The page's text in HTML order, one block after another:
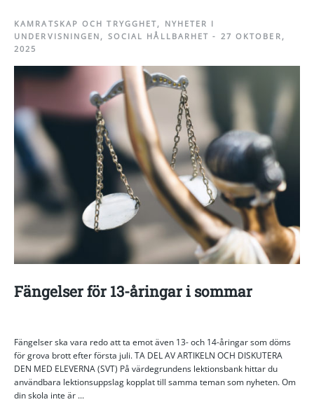
KAMRATSKAP OCH TRYGGHET,
NYHETER I
UNDERVISNINGEN , SOCIAL HÅLLBARHET - 27 OKTOBER,
2025
Fängelser för 13-åringar i sommar
Fängelser ska vara redo att ta emot även 13- och 14-åringar som döms
för grova brott efter första juli. TA DEL AV ARTIKELN OCH DISKUTERA
DEN MED ELEVERNA (SVT) På värdegrundens lektionsbank hittar du
användbara lektionsuppslag kopplat till samma teman som nyheten. Om
din skola inte är ...